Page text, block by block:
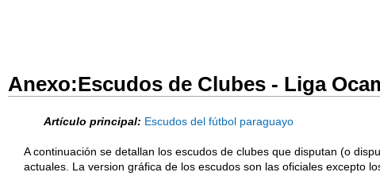
Anexo:Escudos de Clubes - Liga
Artículo principal: Escudos del fútbol paraguayo
A continuación se detallan los escudos de clubes que disputan (o
actuales. La version gráfica de los escudos son las oficiales excepto